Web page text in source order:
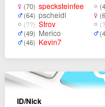
(70) specksteinfee
(64) pscheidl
(??) Strov
(49) Merico
(46) Kevin7
ID/Nick